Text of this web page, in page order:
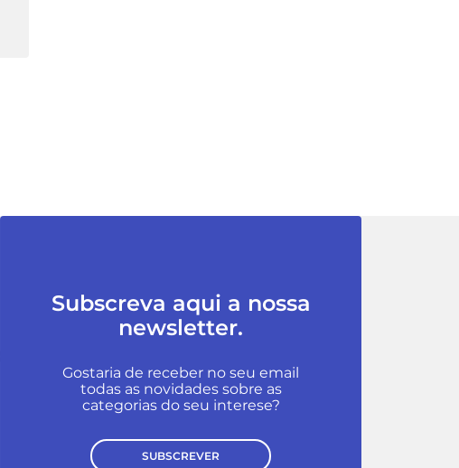
Subscreva aqui a nossa
newsletter.
Gostaria de receber no seu email
todas as novidades sobre as
categorias do seu interese?
SUBSCREVER